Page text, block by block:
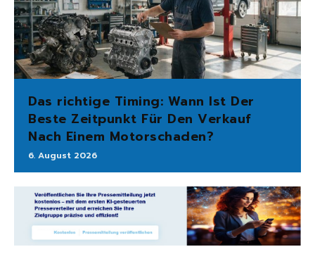
Das richtige Timing: Wann Ist Der
Beste Zeitpunkt Für Den Verkauf
Nach Einem Motorschaden?
6. August 2026